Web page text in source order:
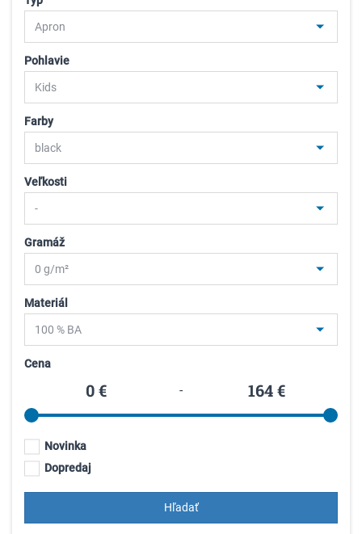
Pohlavie
Farby
Veľkosti
Gramáž
Materiál
Cena
-
Novinka
Dopredaj
Hľadať